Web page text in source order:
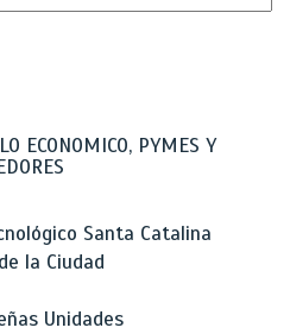
ECONOMICO, PYMES Y
Santa Catalina
la Ciudad
Unidades